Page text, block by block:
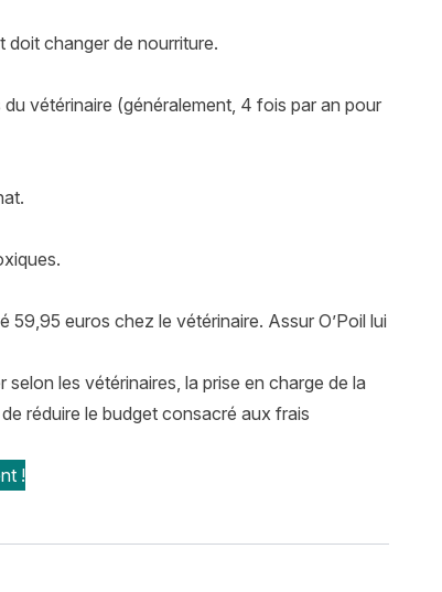
doit changer de nourriture.
vétérinaire (généralement, 4 fois par an pour
euros chez le vétérinaire. Assur O’Poil lui
les vétérinaires, la prise en charge de la
réduire le budget consacré aux frais
!